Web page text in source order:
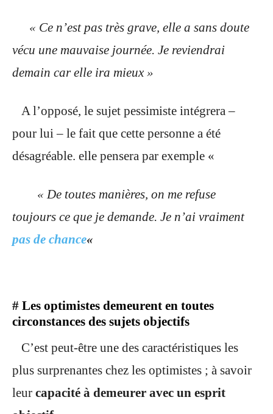
« Ce n’est pas très grave, elle a sans doute
vécu une mauvaise journée. Je reviendrai
demain car elle ira mieux »
A l’opposé, le sujet pessimiste intégrera –
pour lui – le fait que cette personne a été
désagréable. elle pensera par exemple «
« De toutes manières, on me refuse
toujours ce que je demande. Je n’ai vraiment
pas de chance«
# Les optimistes demeurent en toutes
circonstances des sujets objectifs
C’est peut-être une des caractéristiques les
plus surprenantes chez les optimistes ; à savoir
leur capacité à demeurer avec un esprit